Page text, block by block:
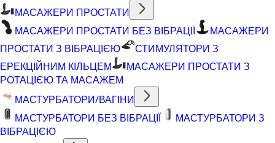
МАСАЖЕРИ ПРОСТАТИ
МАСАЖЕРИ ПРОСТАТИ БЕЗ ВІБРАЦІЇ
МАСАЖЕРИ
ПРОСТАТИ З ВІБРАЦІЄЮ
СТИМУЛЯТОРИ З
ЕРЕКЦІЙНИМ КІЛЬЦЕМ
МАСАЖЕРИ ПРОСТАТИ З
РОТАЦІЄЮ ТА МАСАЖЕМ
МАСТУРБАТОРИ/ВАГІНИ
МАСТУРБАТОРИ БЕЗ ВІБРАЦІЇ
МАСТУРБАТОРИ З
ВІБРАЦІЄЮ